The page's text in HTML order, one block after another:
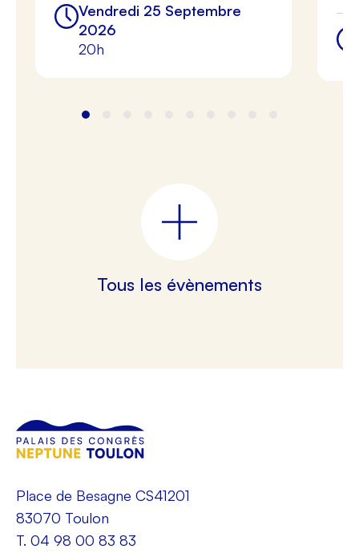
Vendredi 25 Septembre
2026
20h
Tous les évènements
Place de Besagne CS41201
83070 Toulon
T. 04 98 00 83 83